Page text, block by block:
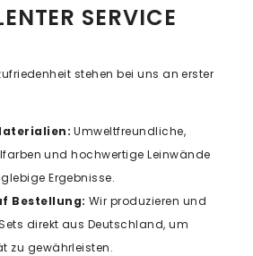
SERVICE
stehen bei uns an erster
Umweltfreundliche,
und hochwertige Leinwände
Ergebnisse.
Bestellung: Wir produzieren und
direkt aus Deutschland, um
zu gewährleisten.